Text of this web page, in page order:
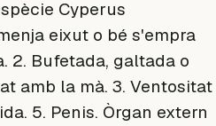
Cyperus
eixut o bé s'empra
2. Bufetada, galtada o
amb la mà. 3. Ventositat
5. Penis. Òrgan extern